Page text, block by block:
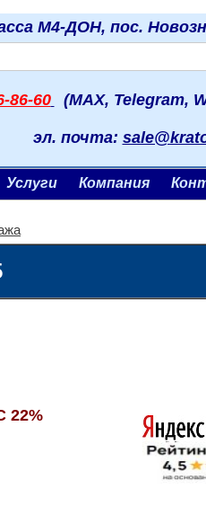
М4-ДОН, пос.
86-60 (MAX, Telegram,
эл. почта:
Услуги Компания
22%